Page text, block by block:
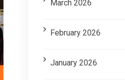
March 2026
February 2026
January 2026